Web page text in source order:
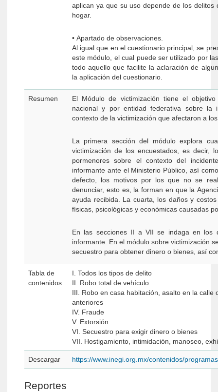
aplican ya que su uso depende de los
hogar.
• Apartado de observaciones.
Al igual que en el cuestionario principal, se
este módulo, el cual puede ser utilizado por
todo aquello que facilite la aclaración de
la aplicación del cuestionario.
Resumen
El Módulo de victimización tiene el
nacional y por entidad federativa sobre la
contexto de la victimización que afectaron a
La primera sección del módulo explora
victimización de los encuestados, es decir,
pormenores sobre el contexto del
informante ante el Ministerio Público, así
defecto, los motivos por los que no se
denunciar, esto es, la forman en que la
ayuda recibida. La cuarta, los daños y
físicas, psicológicas y económicas causadas
En las secciones II a VII se indaga en los
informante. En el módulo sobre victimización
secuestro para obtener dinero o bienes, así
Tabla de
contenidos
I. Todos los tipos de delito
II. Robo total de vehículo
III. Robo en casa habitación, asalto en la
anteriores
IV. Fraude
V. Extorsión
VI. Secuestro para exigir dinero o bienes
VII. Hostigamiento, intimidación, manoseo,
Descargar https://www.inegi.org.mx/contenidos/
Reportes